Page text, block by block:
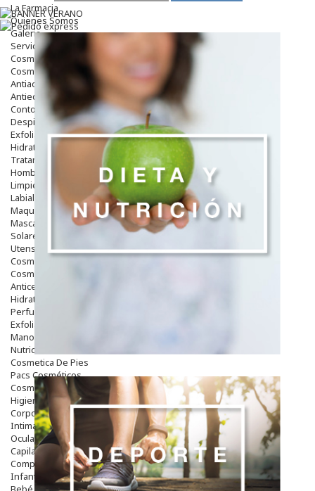
La Farmacia
Quienes Somos
Galeria
Servicios
Cosmética
Cosmética Facial
Antiacné
Antiedad
Contorno De Ojos
Despigmentantes
Exfoliantes
Hidratantes
Tratamientos De Noche
Hombre
Limpieza
Labiales
Maquillajes Y Color
Mascarillas
Solares
Utensilios
Cosmética Capilar
Cosmética Corporal
Anticelulíticos
Hidratantes Corporales
Perfumes Y Colonias
Exfoliantes Corporales
Manos Y Uñas
Nutricosmética
Cosmetica De Pies
Pacs Cosméticos
Cosmetica Facial Piel Sensible
Higiene
Corporal
Intima
Ocular
Capilar
Complementos
Infantil